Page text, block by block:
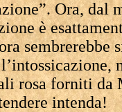
Ora, dal
è
sembrerebbe
rosa forniti da
intenda!